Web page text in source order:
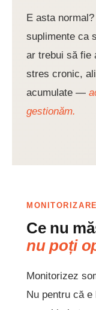
E asta
suplimente ca
ar trebui să
stres cronic,
acumulate —
gestionăm.
MONITORIZARE
Ce nu
nu poți
Monitorizez
Nu pentru că